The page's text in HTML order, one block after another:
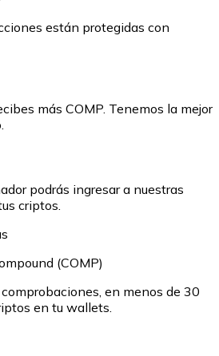
están protegidas con
más COMP. Tenemos la mejor
podrás ingresar a nuestras
criptos.
(COMP)
en menos de 30
en tu wallets.